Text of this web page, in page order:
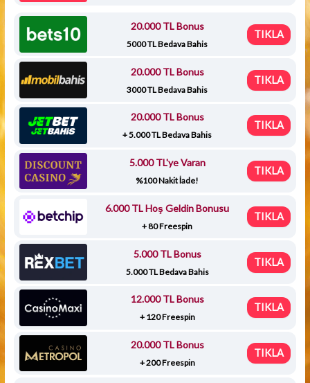
20.000 TL Bonus
5000 TL Bedava Bahis
TIKLA
20.000 TL Bonus
3000 TL Bedava Bahis
TIKLA
20.000 TL Bonus
+ 5.000 TL Bedava Bahis
TIKLA
5.000 TL'ye Varan
%100 Nakit İade!
TIKLA
6.000 TL Hoş Geldin Bonusu
+ 80 Freespin
TIKLA
5.000 TL Bonus
5.000 TL Bedava Bahis
TIKLA
12.000 TL Bonus
+ 120 Freespin
TIKLA
20.000 TL Bonus
+ 200 Freespin
TIKLA